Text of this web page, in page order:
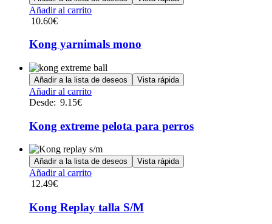
se
pueden
la
de
producto
Añadir al carrito
10.60€
Kong yarnimals mono
Añadir a la lista de deseos Vista rápida
Añadir al carritoEste
múltiples
variantes.
Las
opciones
se
pueden
la
Desde: 9.15€
Kong extreme pelota para perros
Añadir a la lista de deseos Vista rápida
Añadir al carrito
12.49€
Kong Replay talla S/M